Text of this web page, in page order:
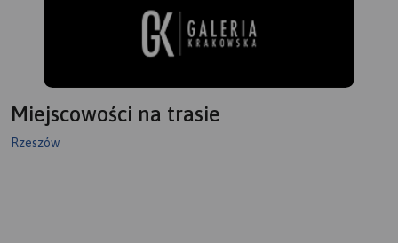
Miejscowości na trasie
Rzeszów